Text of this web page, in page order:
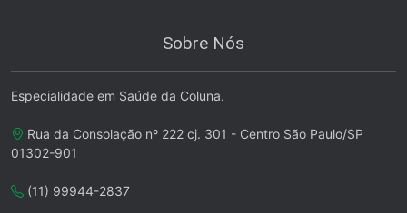
Sobre Nós
Especialidade em Saúde da Coluna.
Rua da Consolação nº 222 cj. 301 - Centro São Paulo/SP
01302-901
(11) 99944-2837